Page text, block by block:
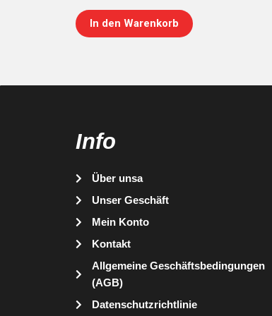
In den Warenkorb
Info
Über unsa
Unser Geschäft
Mein Konto
Kontakt
Allgemeine Geschäftsbedingungen
(AGB)
Datenschutzrichtlinie